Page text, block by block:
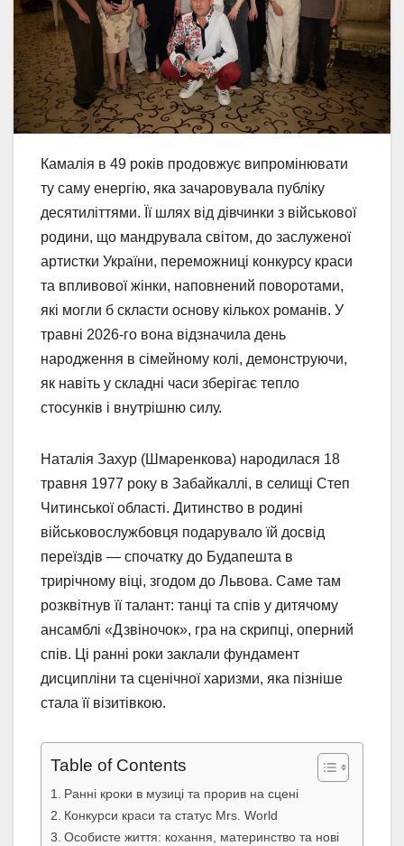
Камалія в 49 років продовжує випромінювати
ту саму енергію, яка зачаровувала публіку
десятиліттями. Її шлях від дівчинки з військової
родини, що мандрувала світом, до заслуженої
артистки України, переможниці конкурсу краси
та впливової жінки, наповнений поворотами,
які могли б скласти основу кількох романів. У
травні 2026-го вона відзначила день
народження в сімейному колі, демонструючи,
як навіть у складні часи зберігає тепло
стосунків і внутрішню силу.
Наталія Захур (Шмаренкова) народилася 18
травня 1977 року в Забайкаллі, в селищі Степ
Читинської області. Дитинство в родині
військовослужбовця подарувало їй досвід
переїздів — спочатку до Будапешта в
трирічному віці, згодом до Львова. Саме там
розквітнув її талант: танці та спів у дитячому
ансамблі «Дзвіночок», гра на скрипці, оперний
спів. Ці ранні роки заклали фундамент
дисципліни та сценічної харизми, яка пізніше
стала її візитівкою.
Table of Contents
Ранні кроки в музиці та прорив на сцені
Конкурси краси та статус Mrs. World
Особисте життя: кохання, материнство та нові